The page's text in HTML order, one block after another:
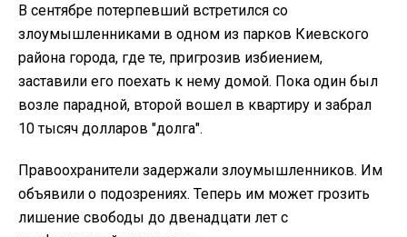
В сентябре потерпевший встретился со
злоумышленниками в одном из парков Киевского
района города, где те, пригрозив избиением,
заставили его поехать к нему домой. Пока один был
возле парадной, второй вошел в квартиру и забрал
10 тысяч долларов "долга".
Правоохранители задержали злоумышленников. Им
объявили о подозрениях. Теперь им может грозить
лишение свободы до двенадцати лет с